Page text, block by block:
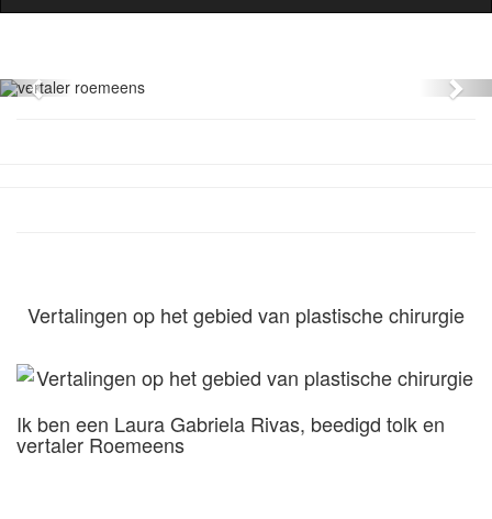
Previous
Vertalingen op het gebied van plastische chirurgie
Ik ben een Laura Gabriela Rivas, beedigd tolk en
vertaler Roemeens